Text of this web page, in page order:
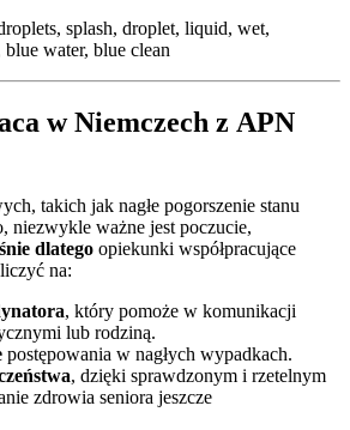
w Niemczech z APN
takich jak nagłe pogorszenie stanu
niezwykle ważne jest poczucie,
dlatego opiekunki współpracujące
na:
, który pomoże w komunikacji
lub rodziną.
postępowania w nagłych wypadkach.
, dzięki sprawdzonym i rzetelnym
zdrowia seniora jeszcze